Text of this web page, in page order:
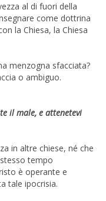
al di fuori della
come dottrina
la Chiesa, la Chiesa
menzogna sfacciata?
o ambiguo.
il male, e attenetevi
in altre chiese, né che
tempo
è operante e
tale ipocrisia.